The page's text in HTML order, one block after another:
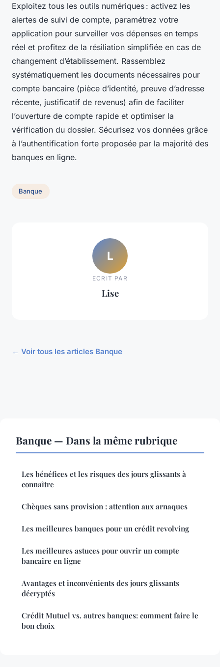
Exploitez tous les outils numériques : activez les
alertes de suivi de compte, paramétrez votre
application pour surveiller vos dépenses en temps
réel et profitez de la résiliation simplifiée en cas de
changement d’établissement. Rassemblez
systématiquement les documents nécessaires pour
compte bancaire (pièce d’identité, preuve d’adresse
récente, justificatif de revenus) afin de faciliter
l’ouverture de compte rapide et optimiser la
vérification du dossier. Sécurisez vos données grâce
à l’authentification forte proposée par la majorité des
banques en ligne.
Banque
L
ECRIT PAR
Lise
← Voir tous les articles Banque
Banque — Dans la même rubrique
Les bénéfices et les risques des jours glissants à
connaître
Chèques sans provision : attention aux arnaques
Les meilleures banques pour un crédit revolving
Les meilleures astuces pour ouvrir un compte
bancaire en ligne
Avantages et inconvénients des jours glissants
décryptés
Crédit Mutuel vs. autres banques: comment faire le
bon choix